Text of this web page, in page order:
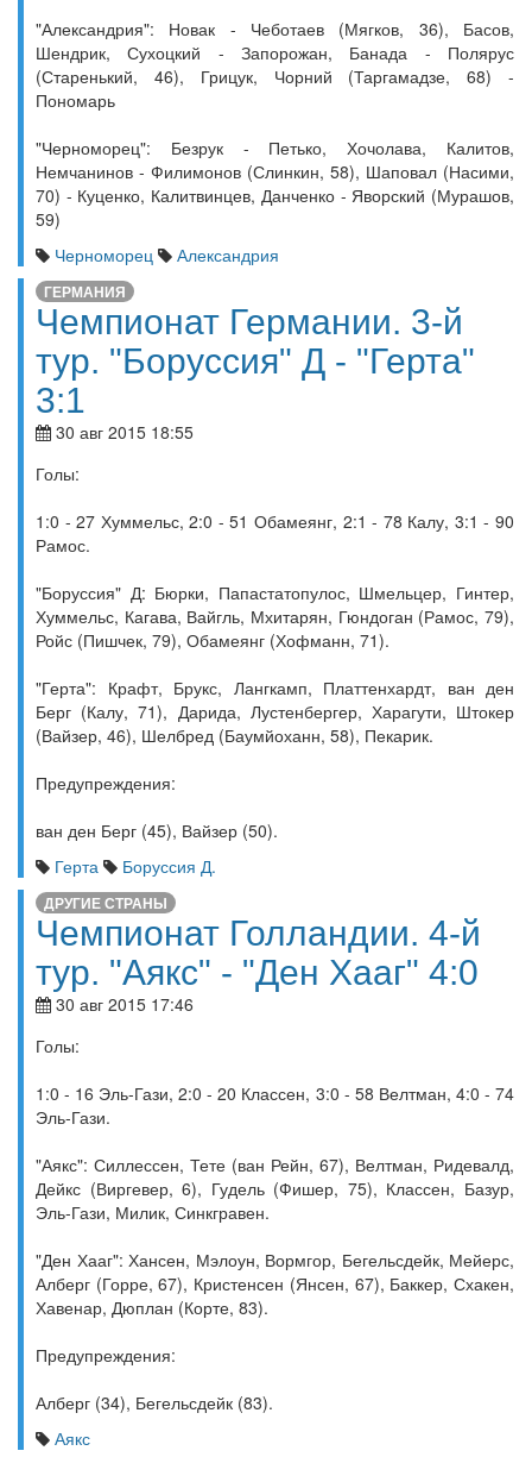
"Александрия": Новак - Чеботаев (Мягков, 36), Басов,
Шендрик, Сухоцкий - Запорожан, Банада - Полярус
(Старенький, 46), Грицук, Чорний (Таргамадзе, 68) -
Пономарь
"Черноморец": Безрук - Петько, Хочолава, Калитов,
Немчанинов - Филимонов (Слинкин, 58), Шаповал (Насими,
70) - Куценко, Калитвинцев, Данченко - Яворский (Мурашов,
59)
Черноморец
Александрия
ГЕРМАНИЯ
Чемпионат Германии. 3-й
тур. "Боруссия" Д - "Герта"
3:1
30 авг 2015 18:55
Голы:
1:0 - 27 Хуммельс, 2:0 - 51 Обамеянг, 2:1 - 78 Калу, 3:1 - 90
Рамос.
"Боруссия" Д: Бюрки, Папастатопулос, Шмельцер, Гинтер,
Хуммельс, Кагава, Вайгль, Мхитарян, Гюндоган (Рамос, 79),
Ройс (Пишчек, 79), Обамеянг (Хофманн, 71).
"Герта": Крафт, Брукс, Лангкамп, Платтенхардт, ван ден
Берг (Калу, 71), Дарида, Лустенбергер, Харагути, Штокер
(Вайзер, 46), Шелбред (Баумйоханн, 58), Пекарик.
Предупреждения:
ван ден Берг (45), Вайзер (50).
Герта
Боруссия Д.
ДРУГИЕ СТРАНЫ
Чемпионат Голландии. 4-й
тур. "Аякс" - "Ден Хааг" 4:0
30 авг 2015 17:46
Голы:
1:0 - 16 Эль-Гази, 2:0 - 20 Классен, 3:0 - 58 Велтман, 4:0 - 74
Эль-Гази.
"Аякс": Силлессен, Тете (ван Рейн, 67), Велтман, Ридевалд,
Дейкс (Виргевер, 6), Гудель (Фишер, 75), Классен, Базур,
Эль-Гази, Милик, Синкгравен.
"Ден Хааг": Хансен, Мэлоун, Вормгор, Бегельсдейк, Мейерс,
Алберг (Горре, 67), Кристенсен (Янсен, 67), Баккер, Схакен,
Хавенар, Дюплан (Корте, 83).
Предупреждения:
Алберг (34), Бегельсдейк (83).
Аякс